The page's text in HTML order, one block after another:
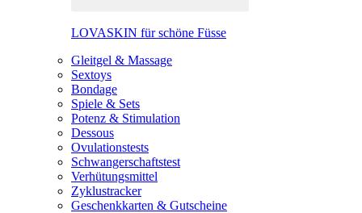
LOVASKIN für schöne Füsse
Gleitgel & Massage
Sextoys
Bondage
Spiele & Sets
Potenz & Stimulation
Dessous
Ovulationstests
Schwangerschaftstest
Verhütungsmittel
Zyklustracker
Geschenkkarten & Gutscheine